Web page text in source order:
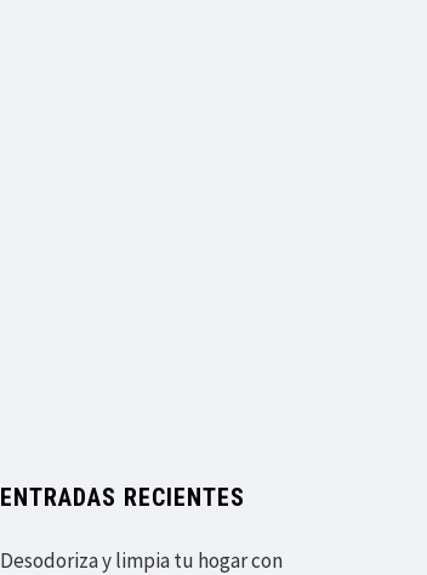
ENTRADAS RECIENTES
Desodoriza y limpia tu hogar con